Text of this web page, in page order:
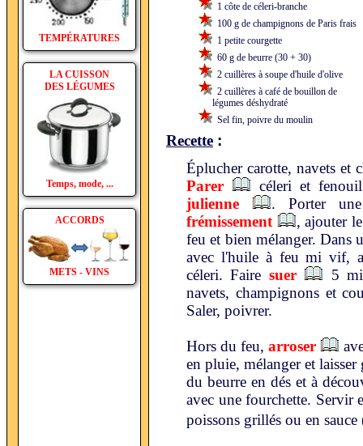
TEMPÉRATURES
LA CUISSON
DES LÉGUMES
Temps, mode, ...
ACCORDS
METS - VINS
1 côte de céleri-branche
100 g de champignons de Paris frais
1 petite courgette
60 g de beurre (30 + 30)
2 cuillères à soupe d'huile d'olive
2 cuillères à café de bouillon de
légumes déshydraté
Sel fin, poivre du moulin
Recette :
Éplucher carotte, navets et
Parer
céleri et
julienne
. Porter
frémissement
, ajouter
feu et bien mélanger. Dans
avec l'huile à feu mi vif,
céleri. Faire suer
5
navets, champignons et
Saler, poivrer.
Hors du feu,arroser
en pluie, mélanger et
du beurre en dés et à
avec une fourchette. Servir
poissons grillés ou en sauce